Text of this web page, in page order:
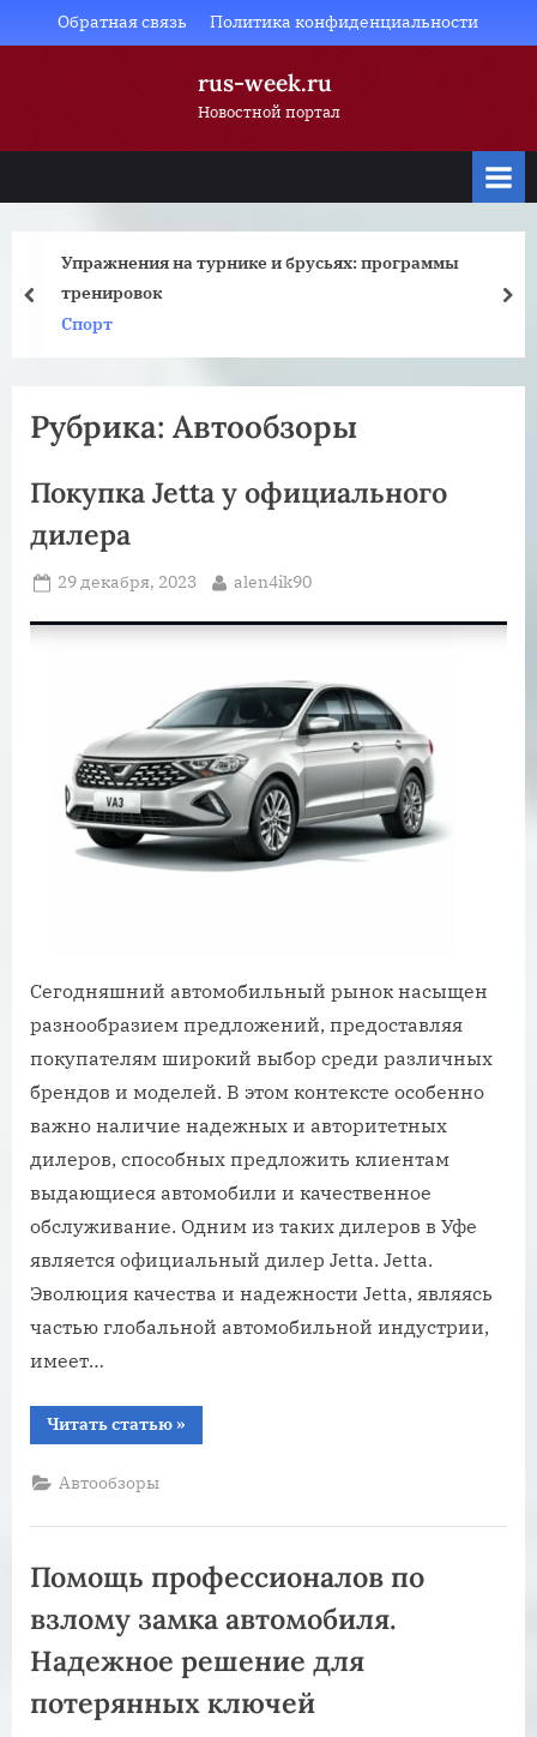
to
Обратная связь Политика конфиденциальности
rus-week.ru
Новостной портал
Упражнения на турнике и брусьях: программы
тренировок
Спорт
prev
Рубрика: Автообзоры
Покупка Jetta у официального
дилера
Posted
29 декабря, 2023 By
alen4ik90
Сегодняшний автомобильный рынок насыщен
разнообразием предложений, предоставляя
покупателям широкий выбор среди различных
брендов и моделей. В этом контексте особенно
важно наличие надежных и авторитетных
дилеров, способных предложить клиентам
выдающиеся автомобили и качественное
обслуживание. Одним из таких дилеров в Уфе
является официальный дилер Jetta. Jetta.
Эволюция качества и надежности Jetta, являясь
частью глобальной автомобильной индустрии,
имеет…
Читать статью“Покупка
»
Автообзоры
Помощь профессионалов по
взлому замка автомобиля.
Надежное решение для
потерянных ключей